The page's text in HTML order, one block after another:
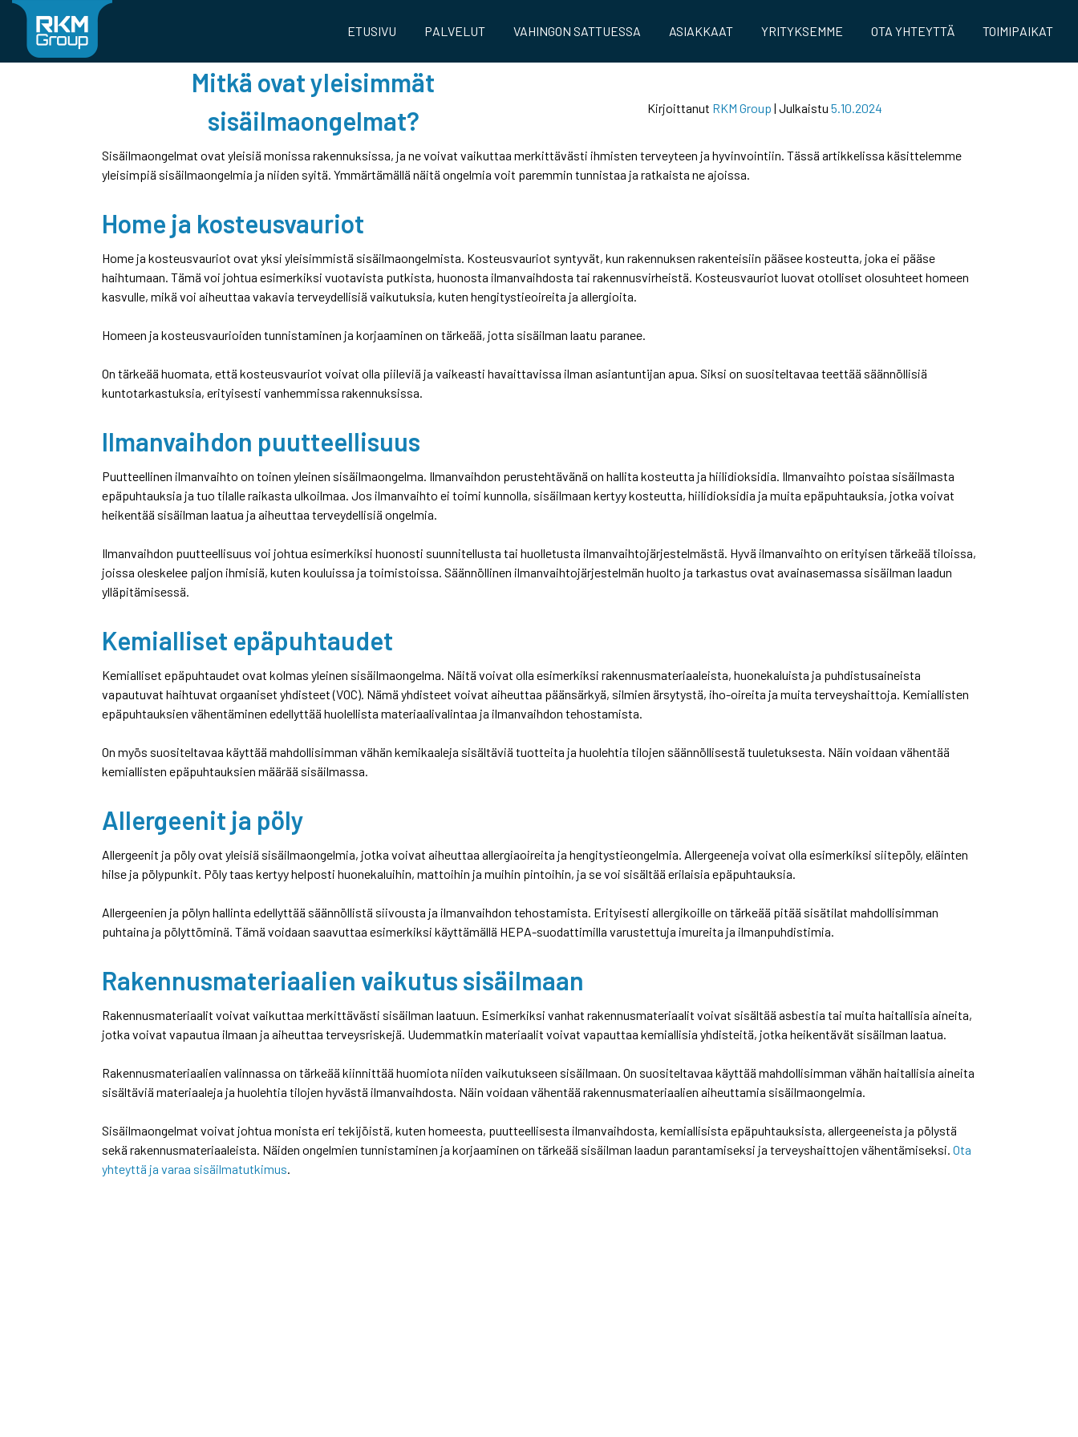
Skip
content
ETUSIVU PALVELUT VAHINGON SATTUESSA ASIAKKAAT YRITYKSEMME OTA YHTEYTTÄ TOIMIPAIKAT
Mitkä ovat yleisimmät
sisäilmaongelmat?
Kirjoittanut RKM Group | Julkaistu 5.10.2024
Sisäilmaongelmat ovat yleisiä monissa rakennuksissa, ja ne voivat vaikuttaa merkittävästi ihmisten terveyteen ja hyvinvointiin. Tässä artikkelissa käsittelemme
yleisimpiä sisäilmaongelmia ja niiden syitä. Ymmärtämällä näitä ongelmia voit paremmin tunnistaa ja ratkaista ne ajoissa.
Home ja kosteusvauriot
Home ja kosteusvauriot ovat yksi yleisimmistä sisäilmaongelmista. Kosteusvauriot syntyvät, kun rakennuksen rakenteisiin pääsee kosteutta, joka ei pääse
haihtumaan. Tämä voi johtua esimerkiksi vuotavista putkista, huonosta ilmanvaihdosta tai rakennusvirheistä. Kosteusvauriot luovat otolliset olosuhteet homeen
kasvulle, mikä voi aiheuttaa vakavia terveydellisiä vaikutuksia, kuten hengitystieoireita ja allergioita.
Homeen ja kosteusvaurioiden tunnistaminen ja korjaaminen on tärkeää, jotta sisäilman laatu paranee.
On tärkeää huomata, että kosteusvauriot voivat olla piileviä ja vaikeasti havaittavissa ilman asiantuntijan apua. Siksi on suositeltavaa teettää säännöllisiä
kuntotarkastuksia, erityisesti vanhemmissa rakennuksissa.
Ilmanvaihdon puutteellisuus
Puutteellinen ilmanvaihto on toinen yleinen sisäilmaongelma. Ilmanvaihdon perustehtävänä on hallita kosteutta ja hiilidioksidia. Ilmanvaihto poistaa sisäilmasta
epäpuhtauksia ja tuo tilalle raikasta ulkoilmaa. Jos ilmanvaihto ei toimi kunnolla, sisäilmaan kertyy kosteutta, hiilidioksidia ja muita epäpuhtauksia, jotka voivat
heikentää sisäilman laatua ja aiheuttaa terveydellisiä ongelmia.
Ilmanvaihdon puutteellisuus voi johtua esimerkiksi huonosti suunnitellusta tai huolletusta ilmanvaihtojärjestelmästä. Hyvä ilmanvaihto on erityisen tärkeää tiloissa,
joissa oleskelee paljon ihmisiä, kuten kouluissa ja toimistoissa. Säännöllinen ilmanvaihtojärjestelmän huolto ja tarkastus ovat avainasemassa sisäilman laadun
ylläpitämisessä.
Kemialliset epäpuhtaudet
Kemialliset epäpuhtaudet ovat kolmas yleinen sisäilmaongelma. Näitä voivat olla esimerkiksi rakennusmateriaaleista, huonekaluista ja puhdistusaineista
vapautuvat haihtuvat orgaaniset yhdisteet (VOC). Nämä yhdisteet voivat aiheuttaa päänsärkyä, silmien ärsytystä, iho-oireita ja muita terveyshaittoja. Kemiallisten
epäpuhtauksien vähentäminen edellyttää huolellista materiaalivalintaa ja ilmanvaihdon tehostamista.
On myös suositeltavaa käyttää mahdollisimman vähän kemikaaleja sisältäviä tuotteita ja huolehtia tilojen säännöllisestä tuuletuksesta. Näin voidaan vähentää
kemiallisten epäpuhtauksien määrää sisäilmassa.
Allergeenit ja pöly
Allergeenit ja pöly ovat yleisiä sisäilmaongelmia, jotka voivat aiheuttaa allergiaoireita ja hengitystieongelmia. Allergeeneja voivat olla esimerkiksi siitepöly, eläinten
hilse ja pölypunkit. Pöly taas kertyy helposti huonekaluihin, mattoihin ja muihin pintoihin, ja se voi sisältää erilaisia epäpuhtauksia.
Allergeenien ja pölyn hallinta edellyttää säännöllistä siivousta ja ilmanvaihdon tehostamista. Erityisesti allergikoille on tärkeää pitää sisätilat mahdollisimman
puhtaina ja pölyttöminä. Tämä voidaan saavuttaa esimerkiksi käyttämällä HEPA-suodattimilla varustettuja imureita ja ilmanpuhdistimia.
Rakennusmateriaalien vaikutus sisäilmaan
Rakennusmateriaalit voivat vaikuttaa merkittävästi sisäilman laatuun. Esimerkiksi vanhat rakennusmateriaalit voivat sisältää asbestia tai muita haitallisia aineita,
jotka voivat vapautua ilmaan ja aiheuttaa terveysriskejä. Uudemmatkin materiaalit voivat vapauttaa kemiallisia yhdisteitä, jotka heikentävät sisäilman laatua.
Rakennusmateriaalien valinnassa on tärkeää kiinnittää huomiota niiden vaikutukseen sisäilmaan. On suositeltavaa käyttää mahdollisimman vähän haitallisia aineita
sisältäviä materiaaleja ja huolehtia tilojen hyvästä ilmanvaihdosta. Näin voidaan vähentää rakennusmateriaalien aiheuttamia sisäilmaongelmia.
Sisäilmaongelmat voivat johtua monista eri tekijöistä, kuten homeesta, puutteellisesta ilmanvaihdosta, kemiallisista epäpuhtauksista, allergeeneista ja pölystä
sekä rakennusmateriaaleista. Näiden ongelmien tunnistaminen ja korjaaminen on tärkeää sisäilman laadun parantamiseksi ja terveyshaittojen vähentämiseksi. Ota
yhteyttä ja varaa sisäilmatutkimus.